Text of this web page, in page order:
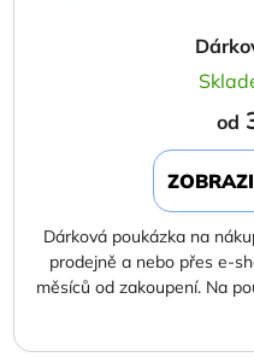
od
Dárková poukázka na
prodejně a nebo přes e-
měsíců od zakoupení. Na